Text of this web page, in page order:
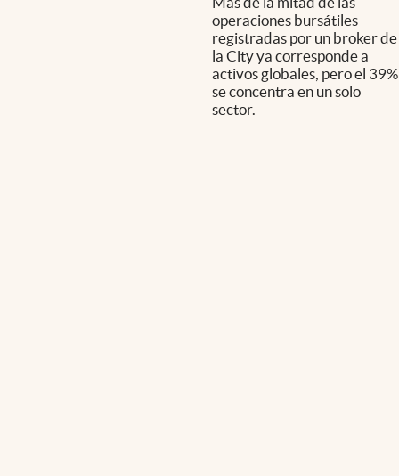
operaciones bursátiles
registradas por un broker de
la City ya corresponde a
activos globales, pero el 39%
se concentra en un solo
sector.